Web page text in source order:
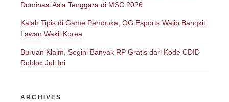
Dominasi Asia Tenggara di MSC 2026
Kalah Tipis di Game Pembuka, OG Esports Wajib Bangkit
Lawan Wakil Korea
Buruan Klaim, Segini Banyak RP Gratis dari Kode CDID
Roblox Juli Ini
ARCHIVES